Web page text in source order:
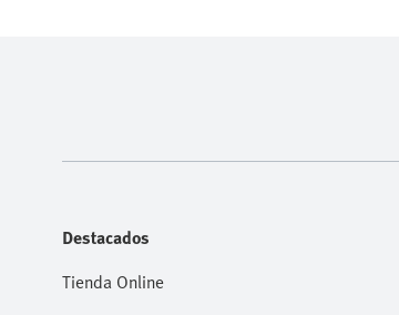
Destacados
Tienda Online